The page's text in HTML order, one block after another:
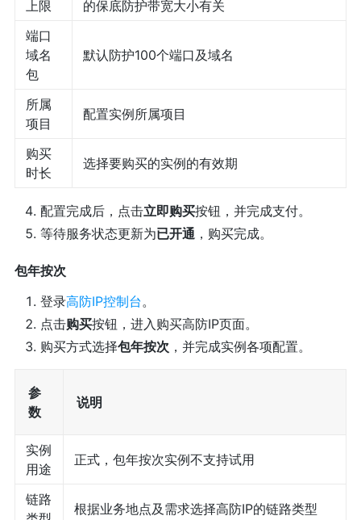
上限
的保底防护带宽大小有关
端口
域名
包
默认防护100个端口及域名
所属
项目
配置实例所属项目
购买
时长
选择要购买的实例的有效期
配置完成后，点击立即购买按钮，并完成支付。
等待服务状态更新为已开通，购买完成。
包年按次
登录高防IP控制台。
点击购买按钮，进入购买高防IP页面。
购买方式选择包年按次 ，并完成实例各项配置。
参
数
说明
实例
用途
正式，包年按次实例不支持试用
链路
根据业务地点及需求选择高防IP的链路类型